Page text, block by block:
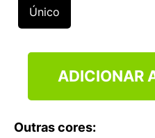
Único
ADICIONAR
Outras cores:
º
NEW 530
10º VANS TÊNIS VANS